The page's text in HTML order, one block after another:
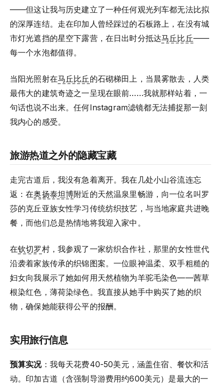
——但这让我与历史建立了一种任何观光列车都无法比拟
的深厚连结。走在印加人曾经踩过的石板路上，在没有城
市灯光遮挡的星空下露营，在日出时分抵达马丘比丘——
每一个水泡都值得。
当阳光照射在马丘比丘 的石砌梯田上，当晨雾散去，人类
最伟大的建筑奇迹之一呈现在眼前……我就那样站着，一
句话也说不出来。任何Instagram滤镜都无法捕捉那一刻
我内心的感受。
旅游热道之外的隐藏宝藏
走完古道后，我没有急着离开。我在几处小山谷流连忘
返：在奥扬泰坦博附近的天然温泉里畅游，向一位名叫罗
莎的克丘亚族女性学习传统纺织技艺，与当地家庭共进晚
餐，而他们总是热情地将我迎入家中。
在钦切罗村，我参观了一家纺织合作社，那里的女性世代
沿袭着家族传承的织锦图案。一位眼神温柔、双手粗糙的
妇女向我展示了她如何用天然植物为羊驼毛染色——茜草
根染红色，薄荷染绿色。我直接从她手中购买了她的织
物，确保她能获得公平的报酬。
实用旅行信息
预算实况：我每天花费40-50美元，涵盖住宿、餐饮和活
动。印加古道（含强制导游费用约600美元）是最大的一